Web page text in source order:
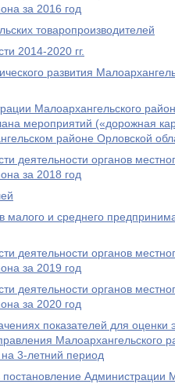
за 2016 год
товаропроизводителей
2014-2020 гг.
развития
Малоархангельского
мероприятий («дорожная
районе Орловской
деятельности органов
за 2018 год
малого и среднего
деятельности органов
за 2019 год
деятельности органов
за 2020 год
показателей для
Малоархангельского
3-летний период
Администрации